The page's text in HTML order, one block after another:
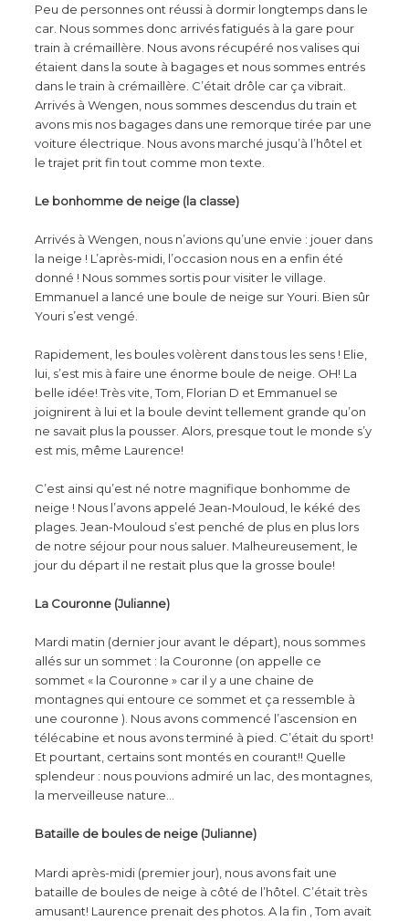
Peu de personnes ont réussi à dormir longtemps dans le
car. Nous sommes donc arrivés fatigués à la gare pour
train à crémaillère. Nous avons récupéré nos valises qui
étaient dans la soute à bagages et nous sommes entrés
dans le train à crémaillère. C’était drôle car ça vibrait.
Arrivés à Wengen, nous sommes descendus du train et
avons mis nos bagages dans une remorque tirée par une
voiture électrique. Nous avons marché jusqu’à l’hôtel et
le trajet prit fin tout comme mon texte.
Le bonhomme de neige (la classe)
Arrivés à Wengen, nous n’avions qu’une envie : jouer dans
la neige ! L’après-midi, l’occasion nous en a enfin été
donné ! Nous sommes sortis pour visiter le village.
Emmanuel a lancé une boule de neige sur Youri. Bien sûr
Youri s’est vengé.
Rapidement, les boules volèrent dans tous les sens ! Elie,
lui, s’est mis à faire une énorme boule de neige. OH! La
belle idée! Très vite, Tom, Florian D et Emmanuel se
joignirent à lui et la boule devint tellement grande qu’on
ne savait plus la pousser. Alors, presque tout le monde s’y
est mis, même Laurence!
C’est ainsi qu’est né notre magnifique bonhomme de
neige ! Nous l’avons appelé Jean-Mouloud, le kéké des
plages. Jean-Mouloud s’est penché de plus en plus lors
de notre séjour pour nous saluer. Malheureusement, le
jour du départ il ne restait plus que la grosse boule!
La Couronne (Julianne)
Mardi matin (dernier jour avant le départ), nous sommes
allés sur un sommet : la Couronne (on appelle ce
sommet « la Couronne » car il y a une chaine de
montagnes qui entoure ce sommet et ça ressemble à
une couronne ). Nous avons commencé l’ascension en
télécabine et nous avons terminé à pied. C’était du sport!
Et pourtant, certains sont montés en courant!! Quelle
splendeur : nous pouvions admiré un lac, des montagnes,
la merveilleuse nature…
Bataille de boules de neige (Julianne)
Mardi après-midi (premier jour), nous avons fait une
bataille de boules de neige à côté de l’hôtel. C’était très
amusant! Laurence prenait des photos. A la fin , Tom avait